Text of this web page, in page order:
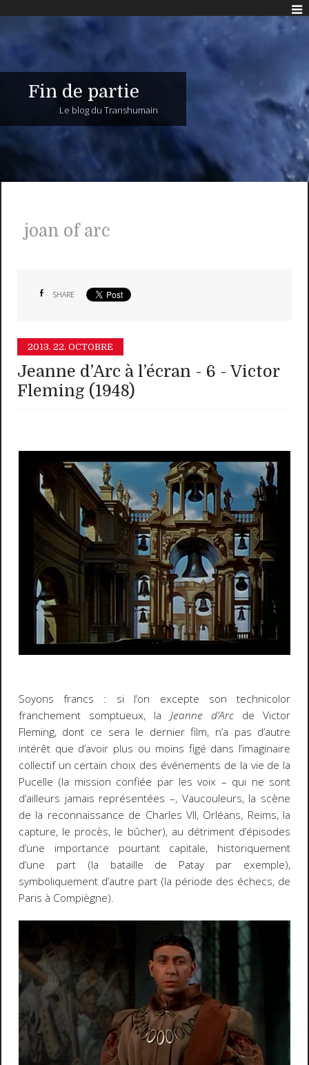
Fin de partie
Le blog du Transhumain
joan of arc
SHARE
2013. 22. OCTOBRE
Jeanne d’Arc à l’écran - 6 - Victor
Fleming (1948)
Soyons francs : si l’on excepte son technicolor
franchement somptueux, la Jeanne d’Arcde Victor
Fleming, dont ce sera le dernier film, n’a pas d’autre
intérêt que d’avoir plus ou moins figé dans l’imaginaire
collectif un certain choix des événements de la vie de la
Pucelle (la mission confiée par les voix – qui ne sont
d’ailleurs jamais représentées –, Vaucouleurs, la scène
de la reconnaissance de Charles VII, Orléans, Reims, la
capture, le procès, le bûcher), au détriment d’épisodes
d’une importance pourtant capitale, historiquement
d’une part (la bataille de Patay par exemple),
symboliquement d’autre part (la période des échecs, de
Paris à Compiègne).